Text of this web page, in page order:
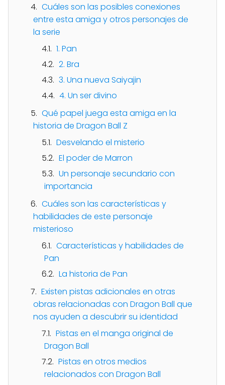
Cuáles son las posibles conexiones
entre esta amiga y otros personajes de
la serie
1. Pan
2. Bra
3. Una nueva Saiyajin
4. Un ser divino
Qué papel juega esta amiga en la
historia de Dragon Ball Z
Desvelando el misterio
El poder de Marron
Un personaje secundario con
importancia
Cuáles son las características y
habilidades de este personaje
misterioso
Características y habilidades de
Pan
La historia de Pan
Existen pistas adicionales en otras
obras relacionadas con Dragon Ball que
nos ayuden a descubrir su identidad
Pistas en el manga original de
Dragon Ball
Pistas en otros medios
relacionados con Dragon Ball